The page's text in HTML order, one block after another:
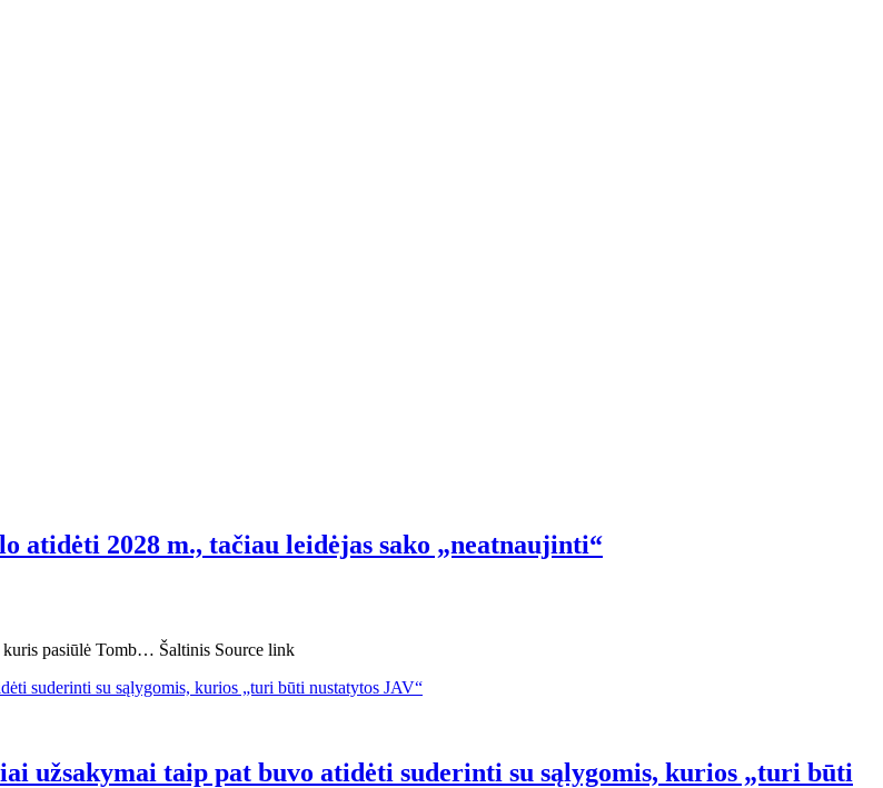
atidėti 2028 m., tačiau leidėjas sako „neatnaujinti“
kuris pasiūlė Tomb… Šaltinis Source link
užsakymai taip pat buvo atidėti suderinti su sąlygomis, kurios „turi būti